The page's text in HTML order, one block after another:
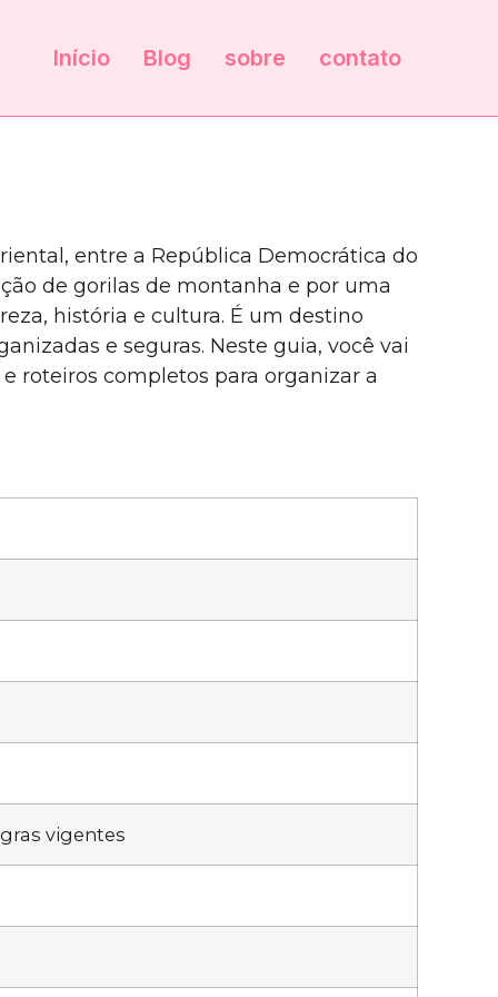
Início Blog sobre contato
entre a República Democrática do
de gorilas de montanha e por uma
história e cultura. É um destino
e seguras. Neste guia, você vai
roteiros completos para organizar a
vigentes